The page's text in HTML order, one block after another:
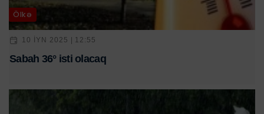
Ölkə
10 IYN 2025 | 12:55
Sabah 36° isti olacaq